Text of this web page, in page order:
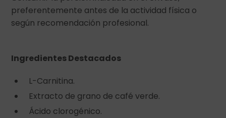
preferentemente antes de la actividad física o
según recomendación profesional.
Ingredientes Destacados
L-Carnitina.
Extracto de grano de café verde.
Ácido clorogénico.